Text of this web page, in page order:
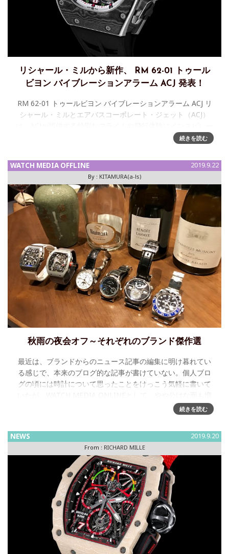
リシャール・ミルから新作、 RM 62-01 トゥール
ビヨン バイブレーションアラーム ACJ 発表！
RM 62-01 トゥールビヨン バイブレーションアラーム ACJ リ
シャール・ミルとエアバスコーポレート・ジェット（ACJ）
ションを得た新作モデルを発表します。新しいコンプリケー
続きを読む
WATCH MEDIA OFFLINE 2019.9.22
By : KITAMURA(a-ls)
秋雨の夜会オフ～それぞれのブランド傑作選
最近は、ブランドからのニュース記事の編集に明け暮れてい
る感じで、本来のブログ的な記事が書けていない。個人ブロ
グの頃には時計について思ったことをけっこう気軽に書いて
続きを読む
NEWS 2019.9.20
From : RICHARD MILLE